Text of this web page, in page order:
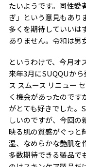
たいようです。同性愛
ぎ」という意見もあり
多くを期待していいは
ありません。令和は男
というわけで、今月オ
来年3月にSUQQUから
ス スムース リニュー
く機会があったのです
がとても好きでした。
しいのですが、今回の
映る肌の質感がぐっと
湿、なめらかな艶肌を
多数期待できる製品で